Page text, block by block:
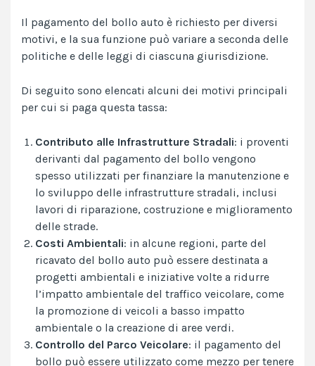
Il pagamento del bollo auto è richiesto per diversi
motivi, e la sua funzione può variare a seconda delle
politiche e delle leggi di ciascuna giurisdizione.
Di seguito sono elencati alcuni dei motivi principali
per cui si paga questa tassa:
Contributo alle Infrastrutture Stradali: i proventi
derivanti dal pagamento del bollo vengono
spesso utilizzati per finanziare la manutenzione e
lo sviluppo delle infrastrutture stradali, inclusi
lavori di riparazione, costruzione e miglioramento
delle strade.
Costi Ambientali: in alcune regioni, parte del
ricavato del bollo auto può essere destinata a
progetti ambientali e iniziative volte a ridurre
l’impatto ambientale del traffico veicolare, come
la promozione di veicoli a basso impatto
ambientale o la creazione di aree verdi.
Controllo del Parco Veicolare: il pagamento del
bollo può essere utilizzato come mezzo per tenere